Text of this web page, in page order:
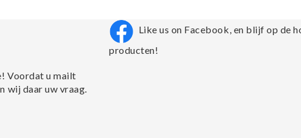
Voordat u mailt
wij daar uw vraag.
Like us on Facebook, en blijf op de
producten!